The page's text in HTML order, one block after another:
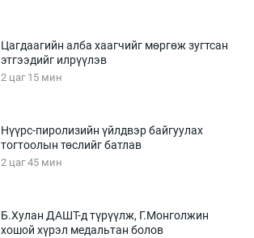
Цагдаагийн алба хаагчийг мөргөж зугтсан
этгээдийг илрүүлэв
2 цаг 15 мин
Нүүрс-пиролизийн үйлдвэр байгуулах
тогтоолын төслийг батлав
2 цаг 45 мин
Б.Хулан ДАШТ-д түрүүлж, Г.Монголжин
хошой хүрэл медальтан болов